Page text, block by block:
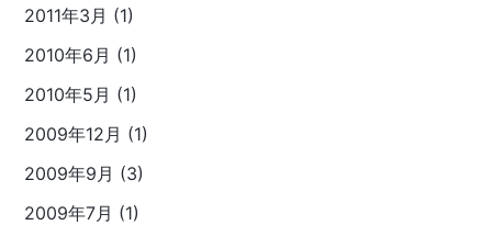
2011年3月 (1)
2010年6月 (1)
2010年5月 (1)
2009年12月 (1)
2009年9月 (3)
2009年7月 (1)